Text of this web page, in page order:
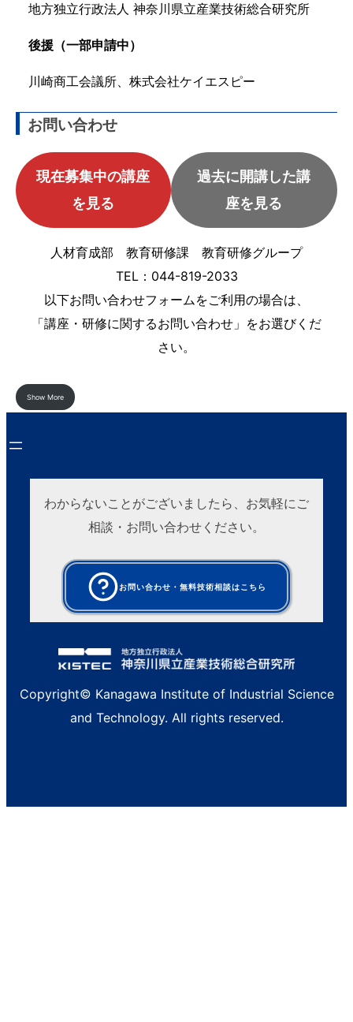
地方独立行政法人 神奈川県立産業技術総合研究所
後援（一部申請中）
川崎商工会議所、株式会社ケイエスピー
お問い合わせ
現在募集中の講座
を見る
過去に開講した講
座を見る
人材育成部 教育研修課 教育研修グループ
TEL：044-819-2033
以下お問い合わせフォームをご利用の場合は、
「講座・研修に関するお問い合わせ」をお選びくだ
さい。
Show More
わからないことがございましたら、お気軽にご
相談・お問い合わせください。
お問い合わせ・無料技術相談はこちら
Copyright© Kanagawa Institute of Industrial Science
and Technology. All rights reserved.